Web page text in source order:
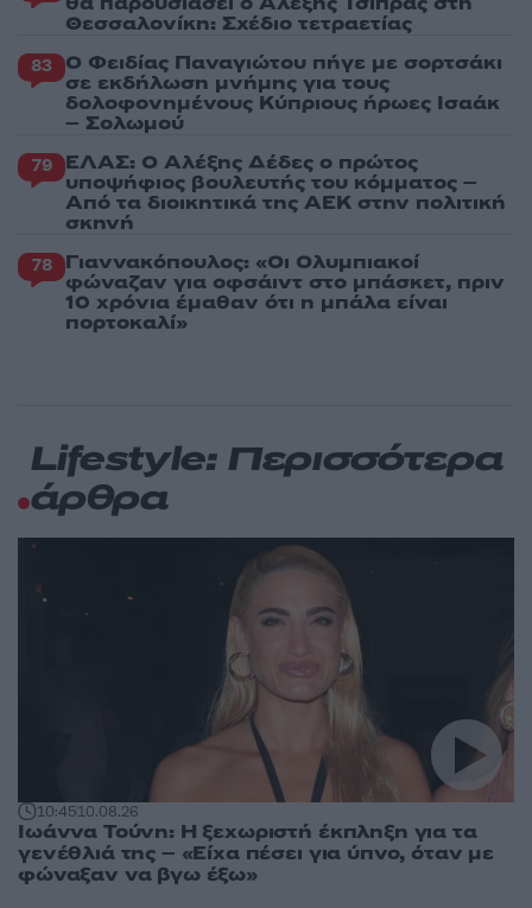
Θεσσαλονίκη: Σχέδιο τετραετίας
83 Ο Φειδίας Παναγιώτου πήγε με σορτσάκι
σε εκδήλωση μνήμης για τους
δολοφονημένους Κύπριους ήρωες Ισαάκ
– Σολωμού
79 ΕΛΑΣ: Ο Αλέξης Δέδες ο πρώτος
υποψήφιος βουλευτής του κόμματος –
Από τα διοικητικά της ΑΕΚ στην πολιτική
σκηνή
78 Γιαννακόπουλος: «Οι Ολυμπιακοί
φώναζαν για οφσάιντ στο μπάσκετ, πριν
10 χρόνια έμαθαν ότι η μπάλα είναι
πορτοκαλί»
Lifestyle: Περισσότερα
άρθρα
10:4510.08.26
Ιωάννα Τούνη: Η ξεχωριστή έκπληξη για τα
γενέθλιά της – «Είχα πέσει για ύπνο, όταν με
φώναξαν να βγω έξω»